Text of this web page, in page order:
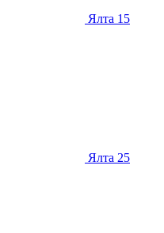
Ялта 15
Ялта 25